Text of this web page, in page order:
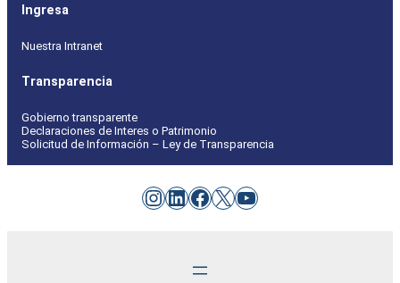
Ingresa
Nuestra Intranet
Transparencia
Gobierno transparente
Declaraciones de Interes o Patrimonio
Solicitud de Información – Ley de Transparencia
Instagram
LinkedIn
Facebook
X YouTube